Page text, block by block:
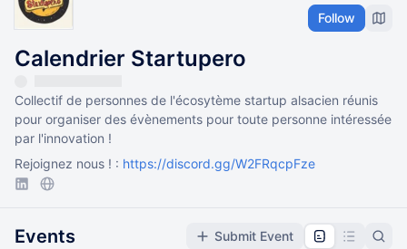
Follow
Calendrier Startupero
Collectif de personnes de l'écosytème startup alsacien réunis
pour organiser des évènements pour toute personne intéressée
par l'innovation !
Rejoignez nous ! : https://discord.gg/W2FRqcpFze
Events Submit Event